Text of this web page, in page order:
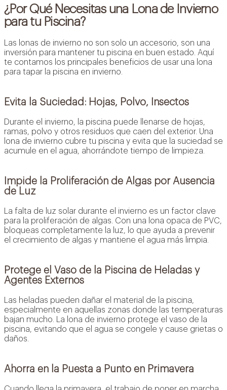
¿Por Qué Necesitas una Lona de Invierno
para tu Piscina?
Las lonas de invierno no son solo un accesorio, son una
inversión para mantener tu piscina en buen estado. Aquí
te contamos los principales beneficios de usar una lona
para tapar la piscina en invierno.
Evita la Suciedad: Hojas, Polvo, Insectos
Durante el invierno, la piscina puede llenarse de hojas,
ramas, polvo y otros residuos que caen del exterior. Una
lona de invierno cubre tu piscina y evita que la suciedad se
acumule en el agua, ahorrándote tiempo de limpieza.
Impide la Proliferación de Algas por Ausencia
de Luz
La falta de luz solar durante el invierno es un factor clave
para la proliferación de algas. Con una lona opaca de PVC,
bloqueas completamente la luz, lo que ayuda a prevenir
el crecimiento de algas y mantiene el agua más limpia.
Protege el Vaso de la Piscina de Heladas y
Agentes Externos
Las heladas pueden dañar el material de la piscina,
especialmente en aquellas zonas donde las temperaturas
bajan mucho. La lona de invierno protege el vaso de la
piscina, evitando que el agua se congele y cause grietas o
daños.
Ahorra en la Puesta a Punto en Primavera